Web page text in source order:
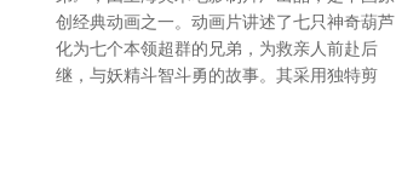
创经典动画之一。动画片讲述了七只神奇葫芦
化为七个本领超群的兄弟，为救亲人前赴后
继，与妖精斗智斗勇的故事。其采用独特剪